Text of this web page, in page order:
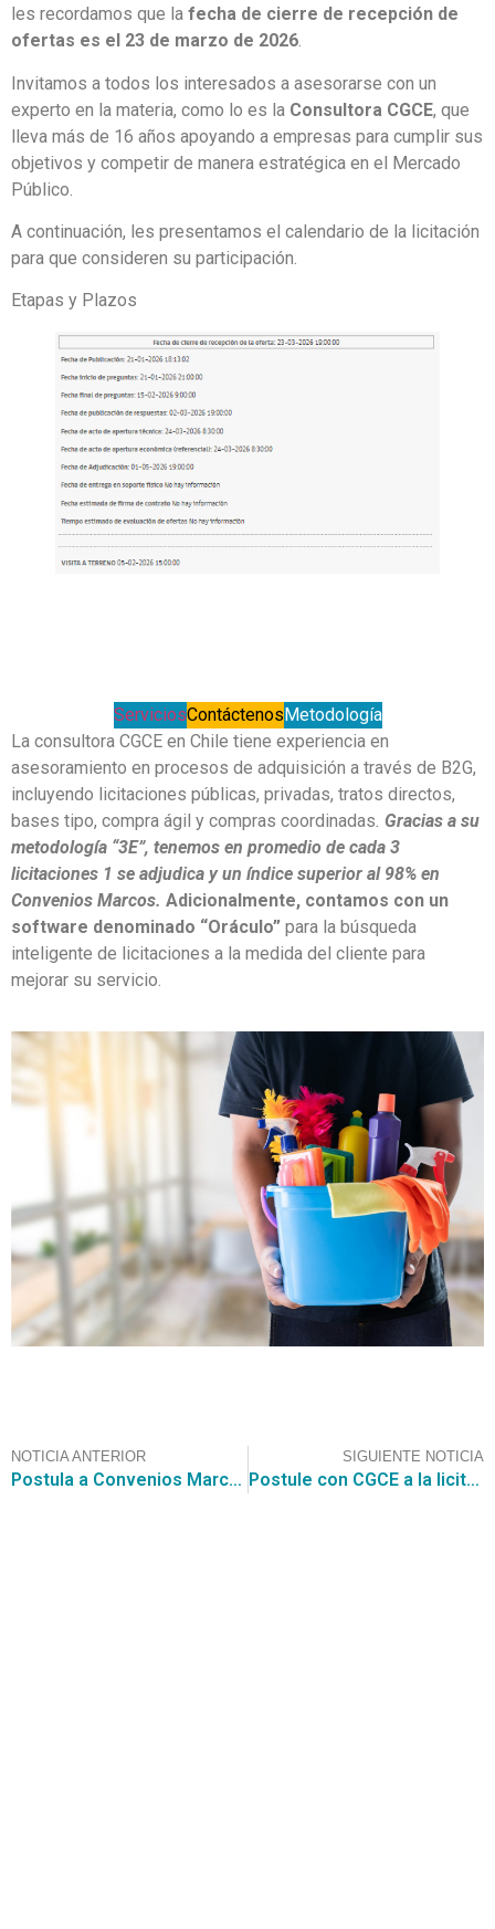
les recordamos que la fecha de cierre de recepción de
ofertas es el 23 de marzo de 2026.
Invitamos a todos los interesados a asesorarse con un
experto en la materia, como lo es la Consultora CGCE, que
lleva más de 16 años apoyando a empresas para cumplir sus
objetivos y competir de manera estratégica en el Mercado
Público.
A continuación, les presentamos el calendario de la licitación
para que consideren su participación.
Etapas y Plazos
ServiciosContáctenosMetodología
La consultora CGCE en Chile tiene experiencia en
asesoramiento en procesos de adquisición a través de B2G,
incluyendo licitaciones públicas, privadas, tratos directos,
bases tipo, compra ágil y compras coordinadas Gracias a su
metodología “3E”, tenemos en promedio de cada 3
licitaciones 1 se adjudica y un índice superior al 98% en
Convenios Marcos. Adicionalmente, contamos con un
software denominado “Oráculo” para la búsqueda
inteligente de licitaciones a la medida del cliente para
mejorar su servicio.
NOTICIA ANTERIOR
Postula a Convenios Marco con CGCE y participa en grandes compras públicas como la adquisición de seguros colectivos de vida por 36.111 UF
SIGUIENTE NOTICIA
Postule con CGCE a la licitación de Auditoría EEFF de la Corporación Municipal de Viña del Mar